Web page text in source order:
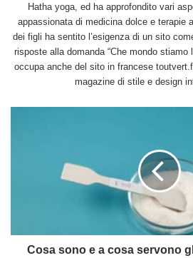
Hatha yoga, ed ha approfondito vari
appassionata di medicina dolce e terapie
dei figli ha sentito l’esigenza di un sito
risposte alla domanda “Che mondo stiamo
occupa anche del sito in francese
magazine di stile e design
negli
alimenti
Cosa sono e a cosa servono